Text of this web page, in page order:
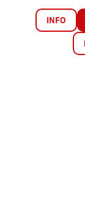
INFO